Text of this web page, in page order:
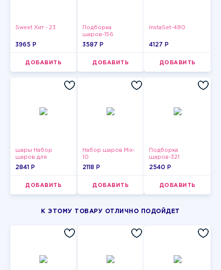
Sweet Хит - 23
3965 P
ДОБАВИТЬ
Подборка
шаров-156
3587 P
ДОБАВИТЬ
InstaSet-480
4127 P
ДОБАВИТЬ
шары Набор
шаров для
девушки-5
2841 P
ДОБАВИТЬ
Набор шаров Mix-
10
2118 P
ДОБАВИТЬ
Подборка
шаров-321
2540 P
ДОБАВИТЬ
К ЭТОМУ ТОВАРУ ОТЛИЧНО ПОДОЙДЕТ